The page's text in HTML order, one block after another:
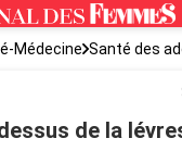
Médecine Santé des
de la